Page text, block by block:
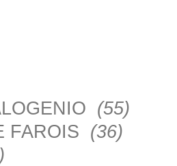
(55)
FAROIS (36)